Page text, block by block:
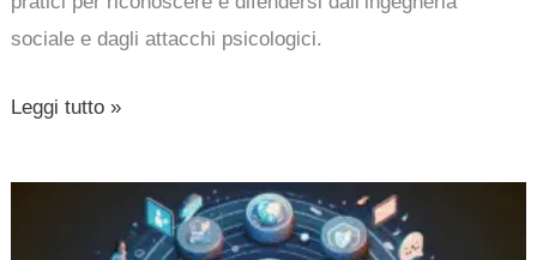
sociale e dagli attacchi psicologici.
Leggi tutto »